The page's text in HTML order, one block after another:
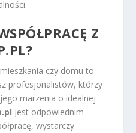
Z
czy domu to
profesjonalistów, którzy
marzenia o idealnej
jest odpowiednim
wystarczy